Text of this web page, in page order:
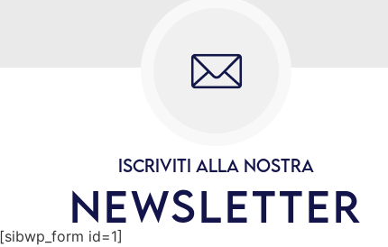
ISCRIVITI ALLA NOSTRA
NEWSLETTER
[sibwp_form id=1]